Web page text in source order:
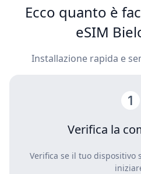
Ecco quanto è
eSIM
Installazione rapida e
Verifica la
Verifica se il tuo dispositivo